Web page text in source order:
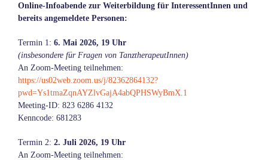
Online-Infoabende zur Weiterbildung für InteressentInnen und
bereits angemeldete Personen:
Termin 1: 6. Mai 2026, 19 Uhr
(insbesondere für Fragen von TanztherapeutInnen)
An Zoom-Meeting teilnehmen:
https://us02web.zoom.us/j/82362864132?
pwd=Ys1tmaZqnAYZlvGajA4abQPHSWyBmX.1
Meeting-ID: 823 6286 4132
Kenncode: 681283
Termin 2: 2. Juli 2026, 19 Uhr
An Zoom-Meeting teilnehmen: